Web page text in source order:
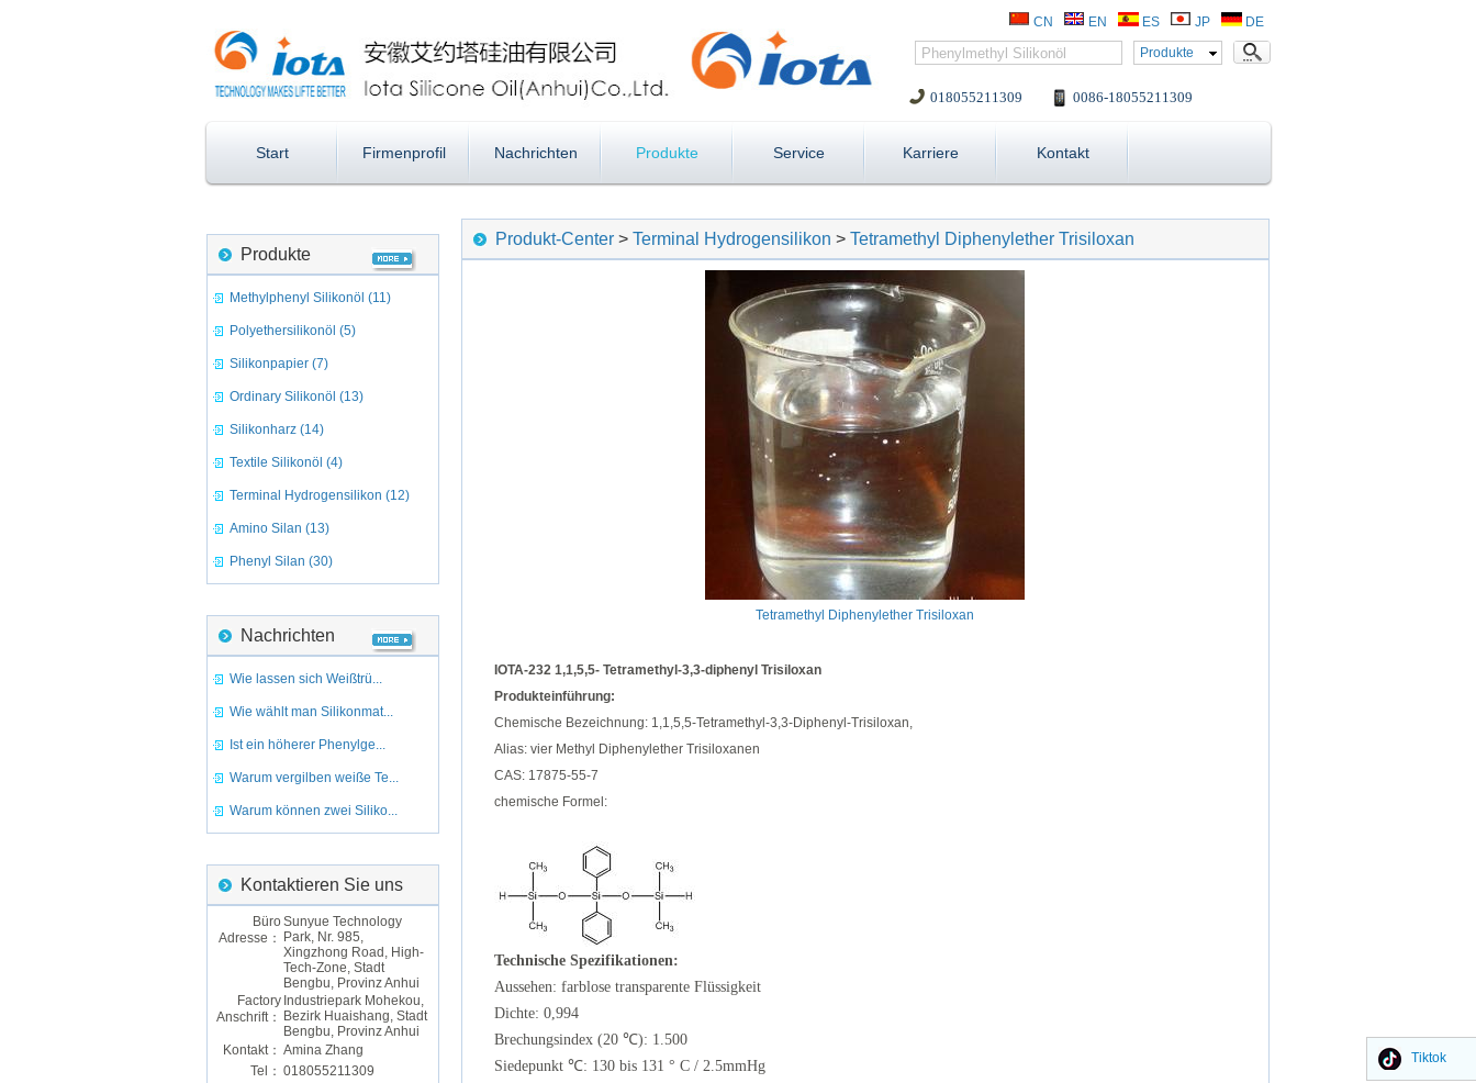
CN EN ES JP
DE
Produkte
018055211309 0086-18055211309
Start Firmenprofil Nachrichten Produkte Service Karriere Kontakt
Tiktok
Produkte
Methylphenyl Silikonöl (11)
Polyethersilikonöl (5)
Silikonpapier (7)
Ordinary Silikonöl (13)
Silikonharz (14)
Textile Silikonöl (4)
Terminal Hydrogensilikon (12)
Amino Silan (13)
Phenyl Silan (30)
Nachrichten
Wie lassen sich Weißtrü...
Wie wählt man Silikonmat...
Ist ein höherer Phenylge...
Warum vergilben weiße Te...
Warum können zwei Siliko...
Kontaktieren Sie uns
Büro
Adresse：
Sunyue Technology
Park, Nr. 985,
Xingzhong Road, High-
Tech-Zone, Stadt
Bengbu, Provinz Anhui
Factory
Anschrift：
Industriepark Mohekou,
Bezirk Huaishang, Stadt
Bengbu, Provinz Anhui
Kontakt： Amina Zhang
Tel： 018055211309
Produkt-Center> Terminal Hydrogensilikon > Tetramethyl Diphenylether Trisiloxan
Tetramethyl Diphenylether Trisiloxan
IOTA-232 1,1,5,5- Tetramethyl-3,3-diphenyl Trisiloxan
Produkteinführung:
Chemische Bezeichnung: 1,1,5,5-Tetramethyl-3,3-Diphenyl-Trisiloxan,
Alias: vier Methyl Diphenylether Trisiloxanen
CAS: 17875-55-7
chemische Formel:
Technische Spezifikationen:
Aussehen: farblose transparente Flüssigkeit
Dichte: 0,994
Brechungsindex (20 ℃): 1.500
Siedepunkt ℃: 130 bis 131 ° C / 2.5mmHg